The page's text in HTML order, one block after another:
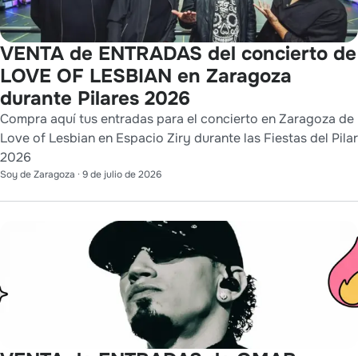
VENTA de ENTRADAS del concierto de
LOVE OF LESBIAN en Zaragoza
durante Pilares 2026
Compra aquí tus entradas para el concierto en Zaragoza de
Love of Lesbian en Espacio Ziry durante las Fiestas del Pilar
2026
Soy de Zaragoza · 9 de julio de 2026